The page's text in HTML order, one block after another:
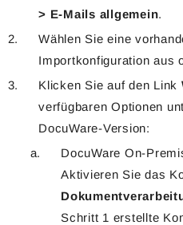
> E-Mails allgemein.
Wählen Sie eine
Importkonfiguration aus
Klicken Sie auf den Link
verfügbaren Optionen
DocuWare-Version:
DocuWare On-
Aktivieren Sie das
Schritt 1 erstellte